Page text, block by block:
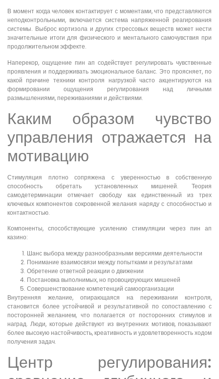
В момент когда человек контактирует с моментами, что представляются
неподконтрольными, включается система напряженной реагирования
системы. Выброс кортизола и других стрессовых веществ может нести
значительные итоги для физического и ментального самочувствия при
продолжительном эффекте.
Наперекор, ощущение пин ап содействует регулировать чувственные
проявления и поддерживать эмоциональное баланс. Это проясняет, по
какой причине техники контроля нагрузкой часто акцентируются на
формировании ощущения регулирования над личными
размышлениями, переживаниями и действиями.
Каким образом чувство
управления отражается на
мотивацию
Стимуляция плотно сопряжена с уверенностью в собственную
способность обретать установленных мишеней. Теория
самодетерминации отмечает свободу как единственный из трех
ключевых компонентов сокровенной желания наряду с способностью и
контактностью.
Компоненты, способствующие усилению стимуляции через пин ап
казино:
Шанс выбора между разнообразными версиями деятельности
Понимание взаимосвязи между попытками и результатами
Обретение ответной реакции о движении
Постановка выполнимых, но провоцирующих мишеней
Совершенствование компетенций самоорганизации
Внутренняя желание, опирающаяся на переживании контроля,
становится более устойчивой и результативной по сопоставлению с
посторонней желанием, что полагается от посторонних стимулов и
наград. Люди, которые действуют из внутренних мотивов, показывают
более высокую настойчивость, креативность и удовлетворенность ходом
получения задач.
Центр регулирования: